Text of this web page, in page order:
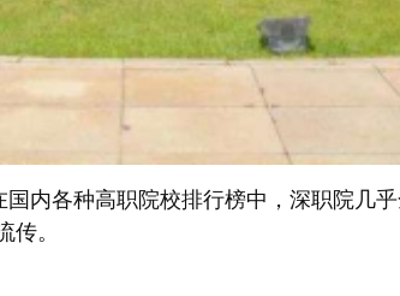
内各种高职院校排行榜中，深职院几
传。